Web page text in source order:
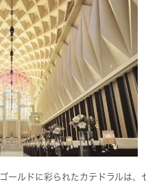
ゴールドに彩られたカテドラルは